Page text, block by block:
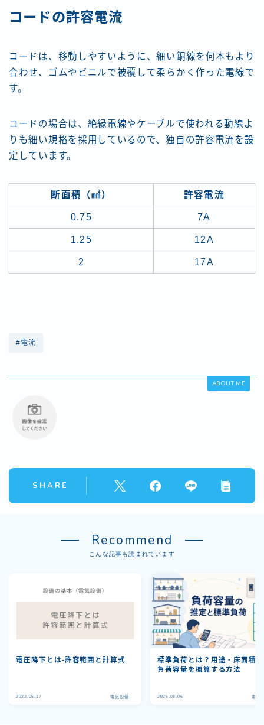
コードの許容電流
コードは、移動しやすいように、細い銅線を何本もより
合わせ、ゴムやビニルで被覆して柔らかく作った電線で
す。
コードの場合は、絶縁電線やケーブルで使われる動線よ
りも細い規格を採用しているので、独自の許容電流を設
定しています。
断面積（㎟） 許容電流
0.75 7A
1.25 12A
2 17A
#電流
ABOUT ME
SHARE
Recommend
こんな記事も読まれています
電圧降下とは-許容範囲と計算式
2022.05.17 電気設備
標準負荷とは？用途・床面積
負荷容量を概算する方法
2026.08.06 電気